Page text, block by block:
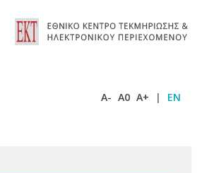
A- A0 A+ | EN